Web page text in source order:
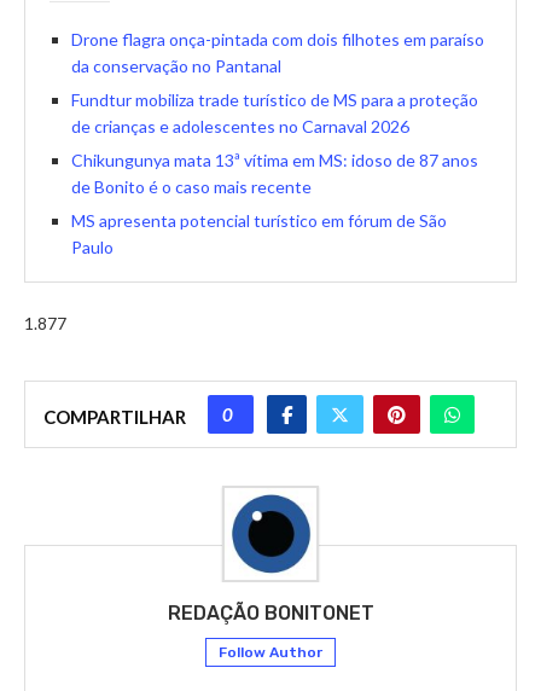
Drone flagra onça-pintada com dois filhotes em paraíso
da conservação no Pantanal
Fundtur mobiliza trade turístico de MS para a proteção
de crianças e adolescentes no Carnaval 2026
Chikungunya mata 13ª vítima em MS: idoso de 87 anos
de Bonito é o caso mais recente
MS apresenta potencial turístico em fórum de São
Paulo
1.877
COMPARTILHAR 0
REDAÇÃO BONITONET
Follow Author